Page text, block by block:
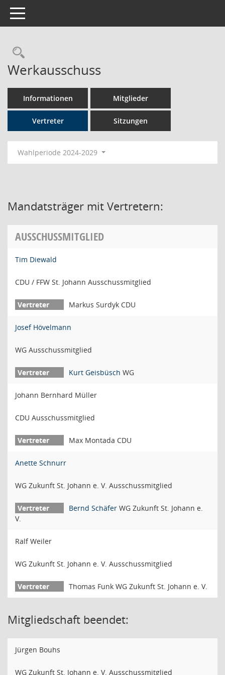
Toggle navigation
Rechercheauswahl
Werkausschuss
Informationen Mitglieder
Vertreter Sitzungen
Wahlperiode 2024-2029
Mandatsträger mit Vertretern:
AUSSCHUSSMITGLIED
Tim Diewald
CDU / FFW St. Johann Ausschussmitglied
Markus Surdyk CDU
Josef Hövelmann
WG Ausschussmitglied
Kurt Geisbüsch WG
Johann Bernhard Müller
CDU Ausschussmitglied
Max Montada CDU
Anette Schnurr
WG Zukunft St. Johann e. V. Ausschussmitglied
Bernd Schäfer WG Zukunft St. Johann e.
V.
Ralf Weiler
WG Zukunft St. Johann e. V. Ausschussmitglied
Thomas Funk WG Zukunft St. Johann e. V.
Mitgliedschaft beendet:
Jürgen Bouhs
WG Zukunft St. Johann e. V. Ausschussmitglied